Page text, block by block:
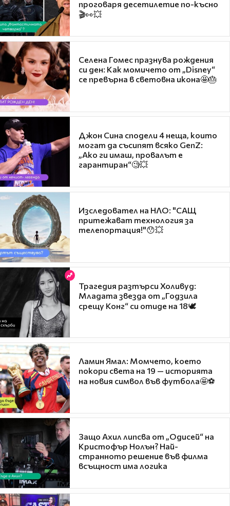
проговаря десетилетие по-късно
🎬👀💥
Селена Гомес празнува рождения
си ден: Как момичето от „Disney“
се превърна в световна икона🤩🎂
Джон Сина сподели 4 неща, които
могат да съсипят всяко GenZ:
„Ако ги имаш, провалът е
гарантиран“🧐💥
Изследовател на НЛО: "САЩ
притежават технология за
телепортация!"😯💥
Трагедия разтърси Холивуд:
Младата звезда от „Годзила
срещу Конг“ си отиде на 18🕊️
Ламин Ямал: Момчето, което
покори света на 19 — историята
на новия символ във футбола🤩⚽
Защо Ахил липсва от „Одисей“ на
Кристофър Нолън? Най-
странното решение във филма
всъщност има логика